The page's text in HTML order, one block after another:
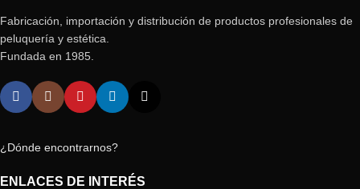
Fabricación, importación y distribución de productos profesionales de
peluquería y estética.
Fundada en 1985.
¿Dónde encontrarnos?
ENLACES DE INTERÉS